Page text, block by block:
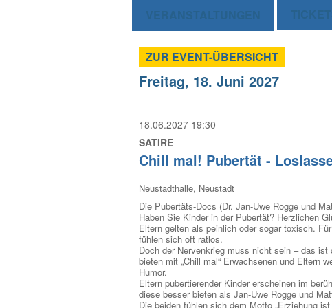
VERANSTALTUNGEN
ZUR EVENT-ÜBERSICHT
Freitag, 18. Juni 2027
18.06.2027 19:30
SATIRE
Chill mal! Pubertät -
Neustadthalle, Neustadt
Die Pubertäts-Docs (Dr. Jan-Uwe Rogge und
Haben Sie Kinder in der Pubertät? Herzlichen
Eltern gelten als peinlich oder sogar toxisch.
fühlen sich oft ratlos.
Doch der Nervenkrieg muss nicht sein – das
bieten mit „Chill mal“ Erwachsenen und Eltern
Humor.
Eltern pubertierender Kinder erscheinen im
diese besser bieten als Jan-Uwe Rogge und
Die beiden fühlen sich dem Motto „Erziehung